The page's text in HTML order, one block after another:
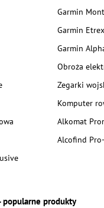
Garmin
Garmin Etrex
Garmin
Obroża
Zegarki
Komputer
Alkomat
Alcofind
produkty